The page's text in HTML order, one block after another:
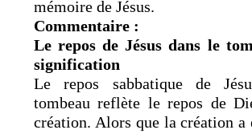
mémoire de Jésus.
Commentaire :
Le repos de Jésus dans le
signification
Le repos sabbatique de
tombeau reflète le repos de
création. Alors que la création a